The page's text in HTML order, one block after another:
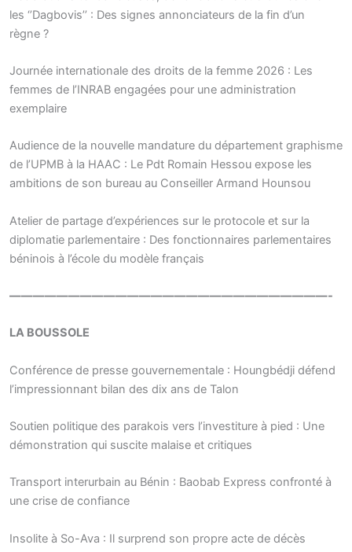
les ‘’Dagbovis’’ : Des signes annonciateurs de la fin d’un
règne ?
Journée internationale des droits de la femme 2026 : Les
femmes de l’INRAB engagées pour une administration
exemplaire
Audience de la nouvelle mandature du département graphisme
de l’UPMB à la HAAC : Le Pdt Romain Hessou expose les
ambitions de son bureau au Conseiller Armand Hounsou
Atelier de partage d’expériences sur le protocole et sur la
diplomatie parlementaire : Des fonctionnaires parlementaires
béninois à l’école du modèle français
———————————————————————————-
LA BOUSSOLE
Conférence de presse gouvernementale : Houngbédji défend
l’impressionnant bilan des dix ans de Talon
Soutien politique des parakois vers l’investiture à pied : Une
démonstration qui suscite malaise et critiques
Transport interurbain au Bénin : Baobab Express confronté à
une crise de confiance
Insolite à So-Ava : Il surprend son propre acte de décès